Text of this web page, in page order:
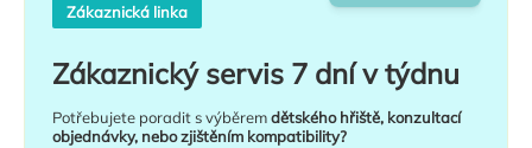
Zákaznická linka
Zákaznický servis 7 dní v týdnu
Potřebujete poradit s výběremdětského hřiště, konzultací
objednávky, nebo zjištěním kompatibility?